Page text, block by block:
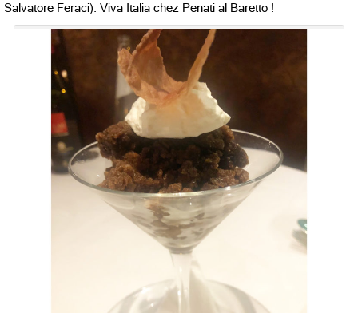
Salvatore Feraci). Viva Italia chez Penati al Baretto !